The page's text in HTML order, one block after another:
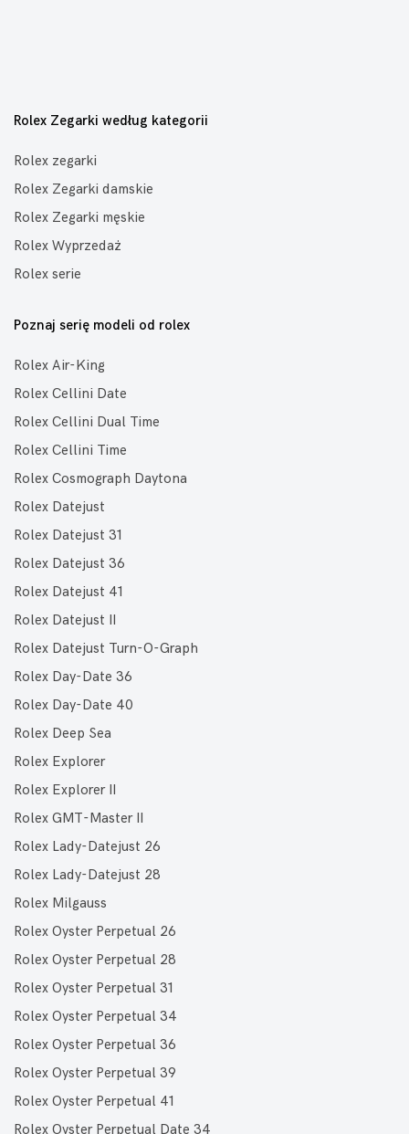
Rolex Zegarki według kategorii
Rolex zegarki
Rolex Zegarki damskie
Rolex Zegarki męskie
Rolex Wyprzedaż
Rolex serie
Poznaj serię modeli od rolex
Rolex Air-King
Rolex Cellini Date
Rolex Cellini Dual Time
Rolex Cellini Time
Rolex Cosmograph Daytona
Rolex Datejust
Rolex Datejust 31
Rolex Datejust 36
Rolex Datejust 41
Rolex Datejust II
Rolex Datejust Turn-O-Graph
Rolex Day-Date 36
Rolex Day-Date 40
Rolex Deep Sea
Rolex Explorer
Rolex Explorer II
Rolex GMT-Master II
Rolex Lady-Datejust 26
Rolex Lady-Datejust 28
Rolex Milgauss
Rolex Oyster Perpetual 26
Rolex Oyster Perpetual 28
Rolex Oyster Perpetual 31
Rolex Oyster Perpetual 34
Rolex Oyster Perpetual 36
Rolex Oyster Perpetual 39
Rolex Oyster Perpetual 41
Rolex Oyster Perpetual Date 34